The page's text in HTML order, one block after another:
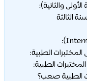
الثالثة
الطبية:
الطبية: